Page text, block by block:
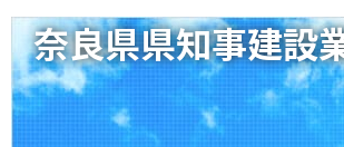
奈良県県知事建設